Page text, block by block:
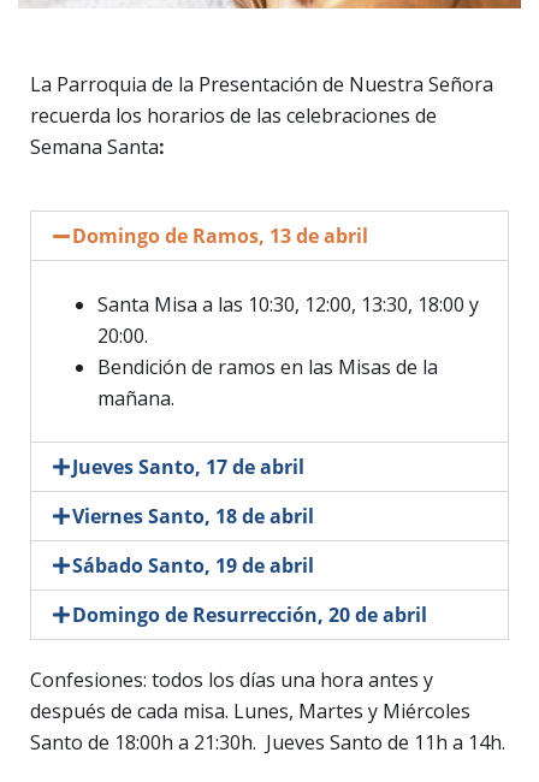
La Parroquia de la Presentación de Nuestra Señora
recuerda los horarios de las celebraciones de
Semana Santa:
Domingo de Ramos, 13 de abril
Santa Misa a las 10:30, 12:00, 13:30, 18:00 y
20:00.
Bendición de ramos en las Misas de la
mañana.
Jueves Santo, 17 de abril
Viernes Santo, 18 de abril
Sábado Santo, 19 de abril
Domingo de Resurrección, 20 de abril
Confesiones: todos los días una hora antes y
después de cada misa. Lunes, Martes y Miércoles
Santo de 18:00h a 21:30h. Jueves Santo de 11h a 14h.